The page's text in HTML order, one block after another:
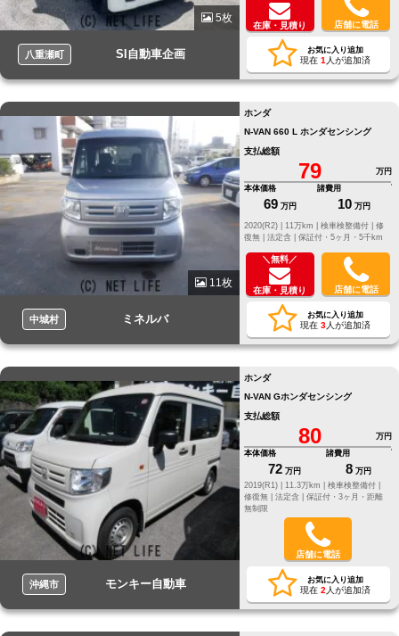
5枚
八重瀬町 SI自動車企画
在庫・見積り 店舗に電話
お気に入り追加
現在 1 人が追加済
11枚
中城村 ミネルバ
ホンダ
N-VAN 660 L ホンダセンシング
支払総額
79
万円
本体価格
69 万円
諸費用
10 万円
修
復無 | 法定含 | 保証付・5ヶ月・5千km
＼無料／
在庫・見積り 店舗に電話
お気に入り追加
現在 3人が追加済
沖縄市 モンキー自動車
ホンダ
N-VAN Gホンダセンシング
支払総額
80
万円
本体価格
72 万円
諸費用
8 万円
2019(R1) |
11.3万km |
検車検整備付 |
修復無 | 法定含 | 保証付・3ヶ月・距離
無制限
店舗に電話
お気に入り追加
現在 2 人が追加済